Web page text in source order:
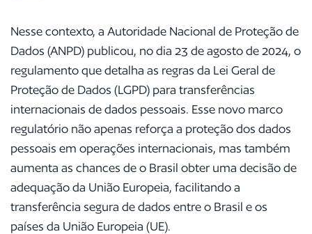
Nesse contexto, a Autoridade Nacional de Proteção de
Dados (ANPD) publicou, no dia 23 de agosto de 2024, o
regulamento que detalha as regras da Lei Geral de
Proteção de Dados (LGPD) para transferências
internacionais de dados pessoais. Esse novo marco
regulatório não apenas reforça a proteção dos dados
pessoais em operações internacionais, mas também
aumenta as chances de o Brasil obter uma decisão de
adequação da União Europeia, facilitando a
transferência segura de dados entre o Brasil e os
países da União Europeia (UE).